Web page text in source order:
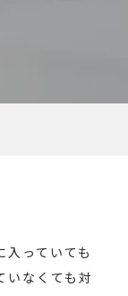
っていても
いなくても対